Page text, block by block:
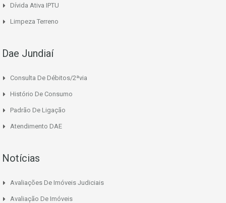
Dívida Ativa IPTU
Limpeza Terreno
Dae Jundiaí
Consulta De Débitos/2ªvia
Histório De Consumo
Padrão De Ligação
Atendimento DAE
Notícias
Avaliações De Imóveis Judiciais
Avaliação De Imóveis